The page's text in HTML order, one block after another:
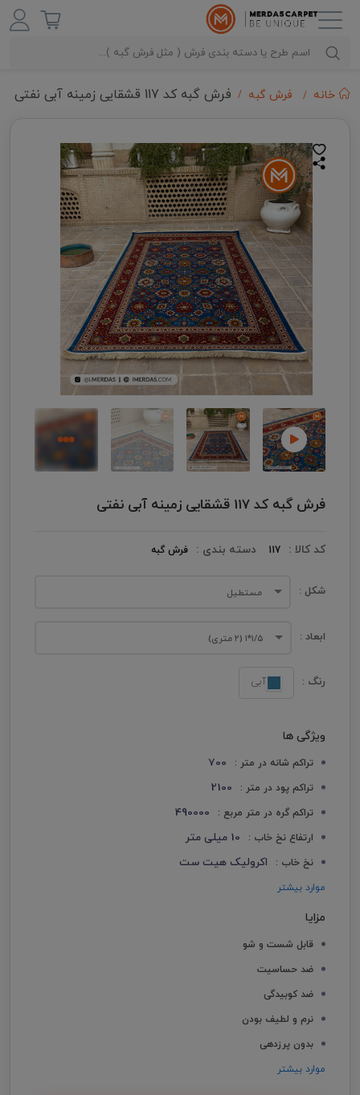
خانه فرش گبه فرش گبه کد 117 قشقایی زمینه آبی نفتی
فرش گبه کد 117 قشقایی زمینه آبی نفتی
کد کالا : 117 دسته بندی : فرش گبه
شکل : مستطیل
ابعاد : ۱/۵*۱ (۲ متری)
رنگ : آبی
ویژگی ها
تراکم شانه در متر : 700
تراکم پود در متر : 2100
تراکم گره در متر مربع : 490000
ارتفاع نخ خاب : 10 میلی متر
نخ خاب : اکرولیک هیت ست
موارد بیشتر
مزایا
قابل شست و شو
ضد حساسیت
ضد کوبیدگی
نرم و لطیف بودن
بدون پرزدهی
موارد بیشتر